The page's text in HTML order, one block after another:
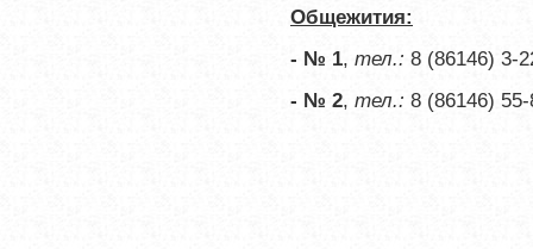
Общежития:
- № 1, тел.: 8 (86146) 3-
- № 2, тел.: 8 (86146)